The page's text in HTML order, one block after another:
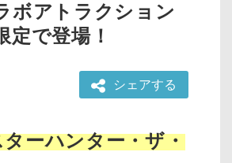
ボアトラクション
定で登場！
シェアする
ーハンター・ザ・